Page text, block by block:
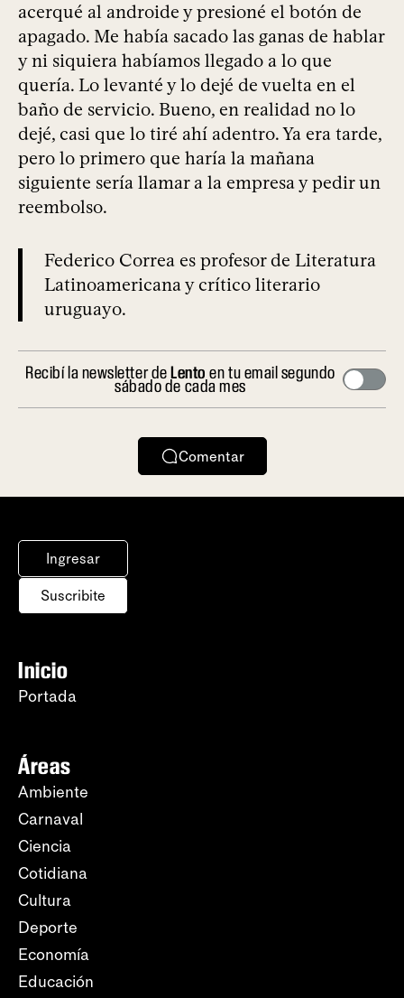
acerqué al androide y presioné el botón de
apagado. Me había sacado las ganas de hablar
y ni siquiera habíamos llegado a lo que
quería. Lo levanté y lo dejé de vuelta en el
baño de servicio. Bueno, en realidad no lo
dejé, casi que lo tiré ahí adentro. Ya era tarde,
pero lo primero que haría la mañana
siguiente sería llamar a la empresa y pedir un
reembolso.
Federico Correa es profesor de Literatura
Latinoamericana y crítico literario
uruguayo.
Recibí la newsletter deLento en tu email segundo
sábado de cada mes
Comentar
Ingresar
Suscribite
Inicio
Portada
Áreas
Ambiente
Carnaval
Ciencia
Cotidiana
Cultura
Deporte
Economía
Educación